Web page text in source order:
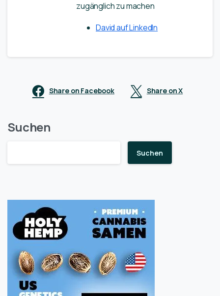
zugänglich zu machen
David auf LinkedIn
Share on Facebook Share on X
Suchen
Suchen